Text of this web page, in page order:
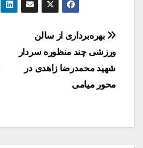
راهبری
نوشته
بهره‌برداری از سالن
ورزشی چند منظوره سردار
شهید محمدرضا زاهدی در
محور میامی